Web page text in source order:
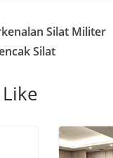
Silat Militer
Silat